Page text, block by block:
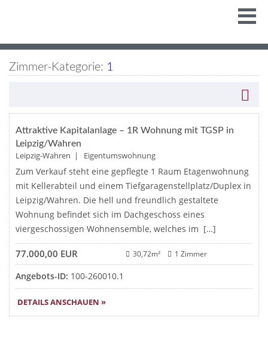
Zimmer-Kategorie: 1
Attraktive Kapitalanlage – 1R Wohnung mit TGSP in
Leipzig/Wahren
Leipzig-Wahren | Eigentumswohnung
Zum Verkauf steht eine gepflegte 1 Raum Etagenwohnung
mit Kellerabteil und einem Tiefgaragenstellplatz/Duplex in
Leipzig/Wahren. Die hell und freundlich gestaltete
Wohnung befindet sich im Dachgeschoss eines
viergeschossigen Wohnensemble, welches im […]
77.000,00 EUR 30,72m² 1 Zimmer
Angebots-ID: 100-260010.1
DETAILS ANSCHAUEN »